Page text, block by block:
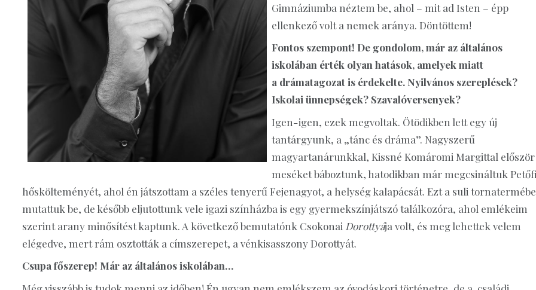
Gimnáziumba néztem be, ahol – mit ad Isten – épp
ellenkező volt a nemek aránya. Döntöttem!
Fontos szempont! De gondolom, már az általános
iskolában érték olyan hatások, amelyek miatt
a drámatagozat is érdekelte. Nyilvános szereplések?
Iskolai ünnepségek? Szavalóversenyek?
Igen-igen, ezek megvoltak. Ötödikben lett egy új
tantárgyunk, a „tánc és dráma”. Nagyszerű
magyartanárunkkal, Kissné Komáromi Margittal először
meséket báboztunk, hatodikban már megcsináltuk Petőfi
hőskölteményét, ahol én játszottam a széles tenyerű Fejenagyot, a helység kalapácsát. Ezt a suli
mutattuk be, de később eljutottunk vele igazi színházba is egy gyermekszínjátszó találkozóra, ahol emlékeim
szerint arany minősítést kaptunk. A következő bemutatónk Csokonai Dorottyája volt, és meg lehettek velem
elégedve, mert rám osztották a címszerepet, a vénkisasszony Dorottyát.
Csupa főszerep! Már az általános iskolában…